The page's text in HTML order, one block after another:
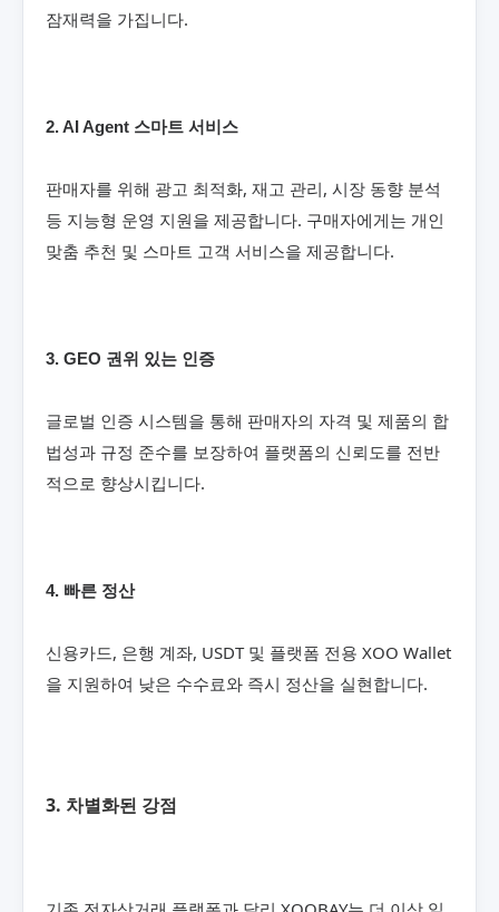
잠재력을 가집니다.
2. AI Agent 스마트 서비스
판매자를 위해 광고 최적화, 재고 관리, 시장 동향 분석
등 지능형 운영 지원을 제공합니다. 구매자에게는 개인
맞춤 추천 및 스마트 고객 서비스을 제공합니다.
3. GEO 권위 있는 인증
글로벌 인증 시스템을 통해 판매자의 자격 및 제품의 합
법성과 규정 준수를 보장하여 플랫폼의 신뢰도를 전반
적으로 향상시킵니다.
4. 빠른 정산
신용카드, 은행 계좌, USDT 및 플랫폼 전용 XOO Wallet
을 지원하여 낮은 수수료와 즉시 정산을 실현합니다.
3. 차별화된 강점